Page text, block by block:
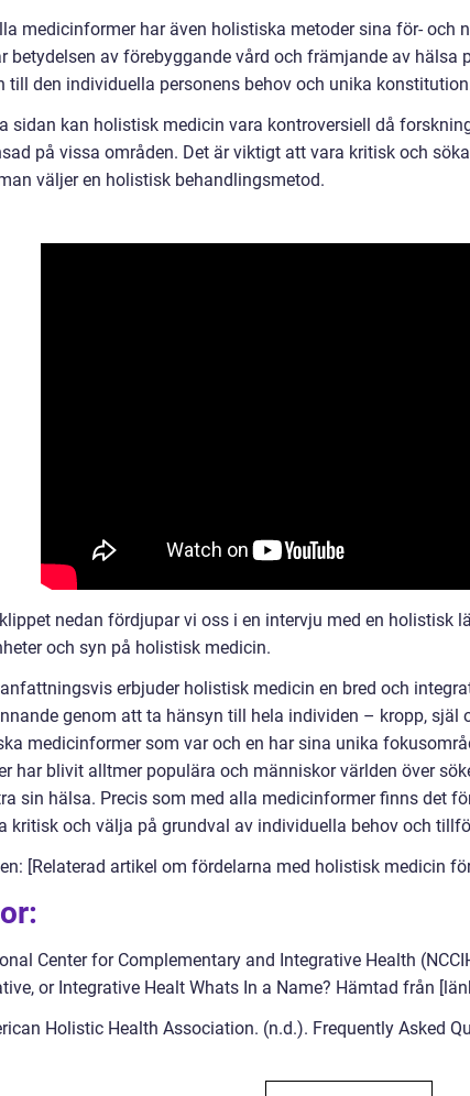
medicinformer har även holistiska metoder sina för- och
betydelsen av förebyggande vård och främjande av hälsa
till den individuella personens behov och unika
sidan kan holistisk medicin vara kontroversiell då
på vissa områden. Det är viktigt att vara kritisk och
väljer en holistisk behandlingsmetod.
nedan fördjupar vi oss i en intervju med en holistisk
och syn på holistisk medicin.
erbjuder holistisk medicin en bred och
genom att ta hänsyn till hela individen – kropp, själ
medicinformer som var och en har sina unika
har blivit alltmer populära och människor världen över
sin hälsa. Precis som med alla medicinformer finns det
kritisk och välja på grundval av individuella behov och
[Relaterad artikel om fördelarna med holistisk medicin
Center for Complementary and Integrative Health
or Integrative Healt Whats In a Name? Hämtad från
Holistic Health Association. (n.d.). Frequently Asked